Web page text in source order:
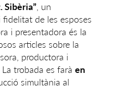
Sibèria” , un
de les esposes
i presentadora és la
articles sobre la
productora i
La trobada es farà en
simultània al